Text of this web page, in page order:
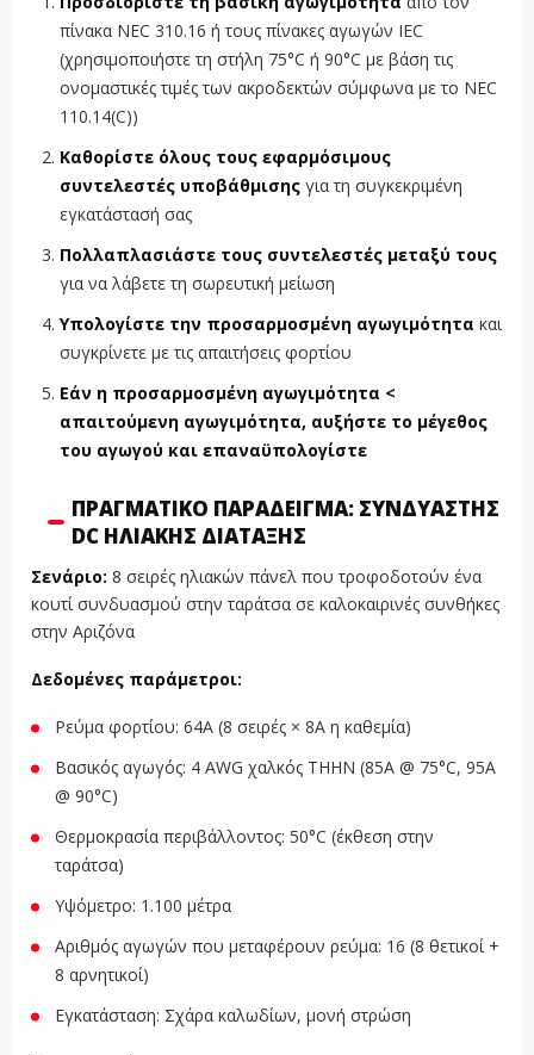
πίνακα NEC 310.16 ή τους πίνακες αγωγών IEC
(χρησιμοποιήστε τη στήλη 75°C ή 90°C με βάση τις
ονομαστικές τιμές των ακροδεκτών σύμφωνα με το NEC
110.14(C))
Καθορίστε όλους τους εφαρμόσιμους
συντελεστές υποβάθμισης για τη συγκεκριμένη
εγκατάστασή σας
Πολλαπλασιάστε τους συντελεστές μεταξύ τους
για να λάβετε τη σωρευτική μείωση
Υπολογίστε την προσαρμοσμένη αγωγιμότητα και
συγκρίνετε με τις απαιτήσεις φορτίου
Εάν η προσαρμοσμένη αγωγιμότητα <
απαιτούμενη αγωγιμότητα, αυξήστε το μέγεθος
του αγωγού και επαναϋπολογίστε
ΠΡΑΓΜΑΤΙΚΌ ΠΑΡΆΔΕΙΓΜΑ: ΣΥΝΔΥΑΣΤΉΣ
DC ΗΛΙΑΚΉΣ ΔΙΆΤΑΞΗΣ
Σενάριο: 8 σειρές ηλιακών πάνελ που τροφοδοτούν ένα
κουτί συνδυασμού στην ταράτσα σε καλοκαιρινές συνθήκες
στην Αριζόνα
Δεδομένες παράμετροι:
Ρεύμα φορτίου: 64A (8 σειρές × 8A η καθεμία)
Βασικός αγωγός: 4 AWG χαλκός THHN (85A @ 75°C, 95A
@ 90°C)
Θερμοκρασία περιβάλλοντος: 50°C (έκθεση στην
ταράτσα)
Υψόμετρο: 1.100 μέτρα
Αριθμός αγωγών που μεταφέρουν ρεύμα: 16 (8 θετικοί +
8 αρνητικοί)
Εγκατάσταση: Σχάρα καλωδίων, μονή στρώση